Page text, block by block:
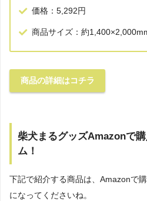
価格：5,292円
商品サイズ：約
商品の詳細はコチラ
柴犬まるグッズAmazonで
ム！
下記で紹介する商品は、Amazonで
になってくださいね。